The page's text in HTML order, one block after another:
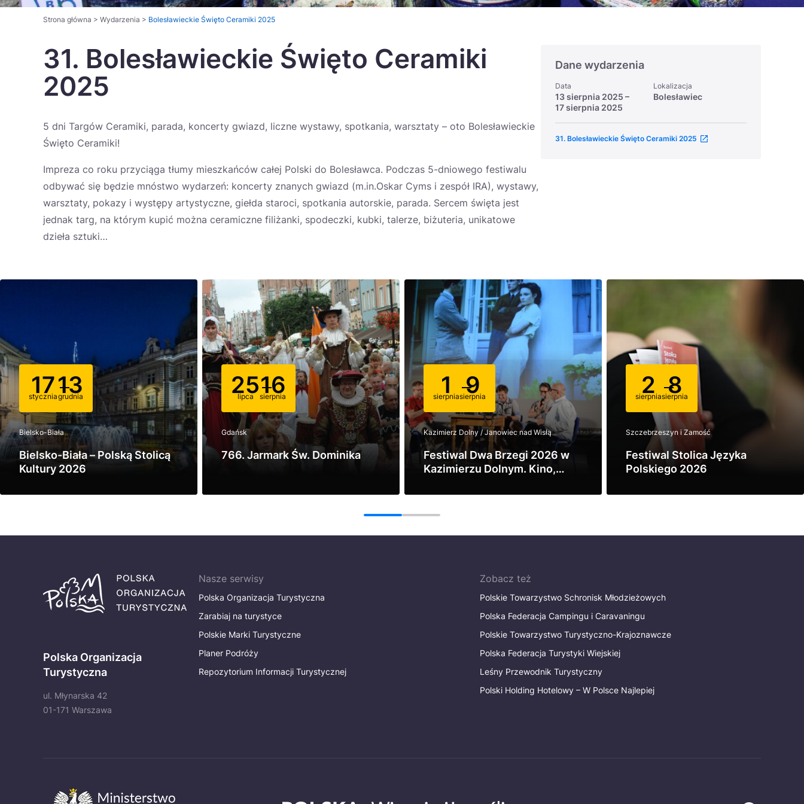
Strona główna > Wydarzenia > Bolesławieckie Święto Ceramiki 2025
31. Bolesławieckie Święto Ceramiki
2025
5 dni Targów Ceramiki, parada, koncerty gwiazd, liczne wystawy, spotkania, warsztaty – oto Bolesławieckie
Święto Ceramiki!
Impreza co roku przyciąga tłumy mieszkańców całej Polski do Bolesławca. Podczas 5-dniowego festiwalu
odbywać się będzie mnóstwo wydarzeń: koncerty znanych gwiazd (m.in.Oskar Cyms i zespół IRA), wystawy,
warsztaty, pokazy i występy artystyczne, giełda staroci, spotkania autorskie, parada. Sercem święta jest
jednak targ, na którym kupić można ceramiczne filiżanki, spodeczki, kubki, talerze, biżuteria, unikatowe
dzieła sztuki…
Dane wydarzenia
Data
13 sierpnia 2025 –
17 sierpnia 2025
Lokalizacja
Bolesławiec
31. Bolesławieckie Święto Ceramiki 2025
17
stycznia 13
grudnia
Bielsko-Biała
Bielsko-Biała – Polską Stolicą
Kultury 2026
Zobacz
25
lipca 16
sierpnia
Gdańsk
766. Jarmark Św. Dominika
Zobacz
1
sierpnia 9
sierpnia
Kazimierz Dolny / Janowiec nad Wisłą
Festiwal Dwa Brzegi 2026 w
Kazimierzu Dolnym. Kino,
Zobacz
2
sierpnia 8
sierpnia
Szczebrzeszyn i Zamość
Festiwal Stolica Języka
Polskiego 2026
Zobacz
1 2
Polska Organizacja
Turystyczna
ul. Młynarska 42
01-171 Warszawa
Nasze serwisy
Polska Organizacja Turystyczna
Zarabiaj na turystyce
Polskie Marki Turystyczne
Planer Podróży
Repozytorium Informacji Turystycznej
Zobacz też
Polskie Towarzystwo Schronisk Młodzieżowych
Polska Federacja Campingu i Caravaningu
Polskie Towarzystwo Turystyczno-Krajoznawcze
Polska Federacja Turystyki Wiejskiej
Leśny Przewodnik Turystyczny
Polski Holding Hotelowy – W Polsce Najlepiej